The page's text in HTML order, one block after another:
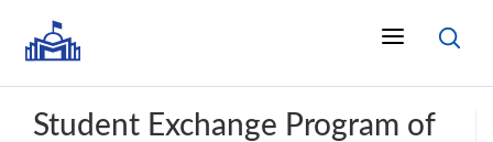
Student Exchange Program of